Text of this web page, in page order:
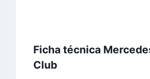
Ficha técnica
Club